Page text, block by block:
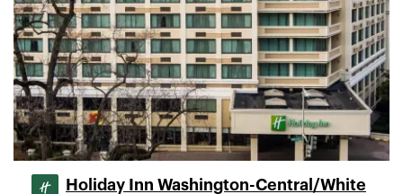
Holiday Inn Washington-Central/White